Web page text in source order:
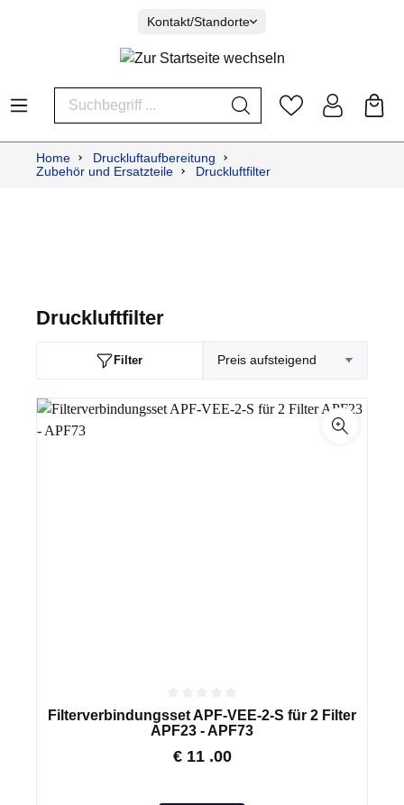
Kontakt/Standorte
Home
Druckluftaufbereitung
Zubehör und Ersatzteile
Druckluftfilter
Druckluftfilter
Filter
Filterverbindungsset APF-VEE-2-S für 2 Filter
APF23 - APF73
€ 11 .00